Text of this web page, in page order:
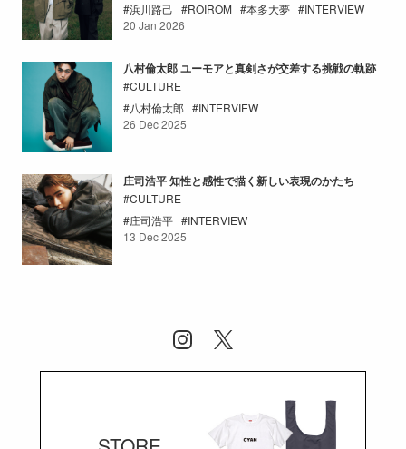
浜川路己
ROIROM 本多大夢
INTERVIEW
20 Jan 2026
八村倫太郎 ユーモアと真剣さが交差する挑戦の軌跡
CULTURE
八村倫太郎
INTERVIEW
26 Dec 2025
庄司浩平 知性と感性で描く新しい表現のかたち
CULTURE
庄司浩平
INTERVIEW
13 Dec 2025